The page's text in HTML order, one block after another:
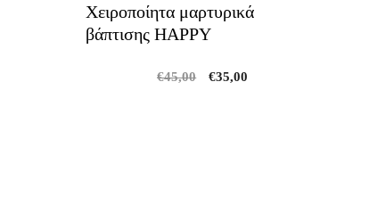
Χειροποίητα μαρτυρικά
βάπτισης HAPPY
€45,00
Original
€35,00